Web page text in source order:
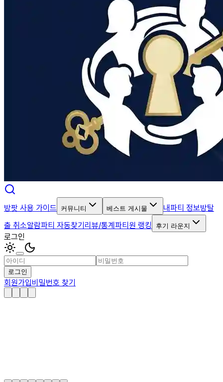
방팟 사용 가이드 커뮤니티 베스트 게시물 내파티 정보방탈
출 취소알람파티 자동찾기리뷰/통계파티원 랭킹 후기 라운지
로그인
로그인
회원가입비밀번호 찾기